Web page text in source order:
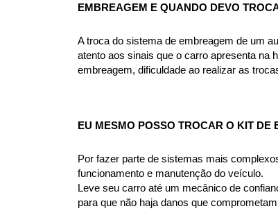
EMBREAGEM E QUANDO DEVO
A troca do sistema de embreagem de um
atento aos sinais que o carro apresenta na
embreagem, dificuldade ao realizar as
EU MESMO POSSO TROCAR O KIT DE
Por fazer parte de sistemas mais
funcionamento e manutenção do veículo.
Leve seu carro até um mecânico de
para que não haja danos que